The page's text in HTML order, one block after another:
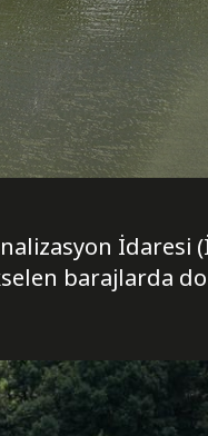
İdaresi
barajlarda